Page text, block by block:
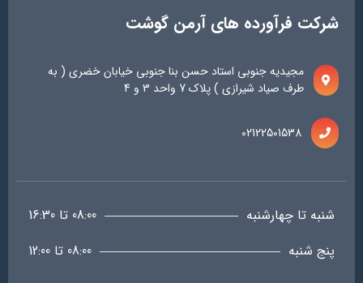
شرکت فرآورده های آرمن گوشت
مجیدیه جنوبی استاد حسن بنا جنوبی خیابان خضری ( به
طرف صیاد شیرازی ) پلاک 7 واحد 3 و 4
02122501538
شنبه تا چهارشنبه
08:00 تا 16:30
پنج شنبه
08:00 تا 12:00